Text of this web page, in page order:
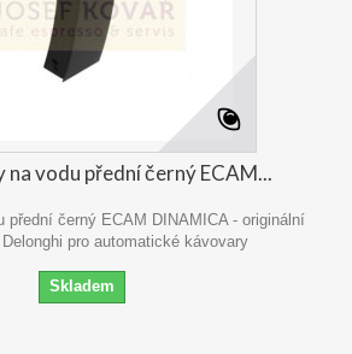
vodu přední černý ECAM...
přední černý ECAM DINAMICA - originální
pro automatické kávovary
Skladem